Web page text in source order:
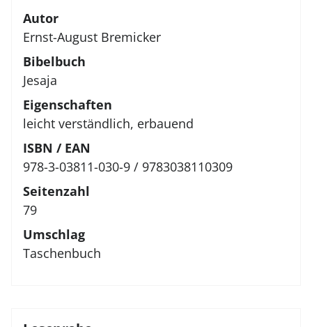
Autor
Ernst-August Bremicker
Bibelbuch
Jesaja
Eigenschaften
leicht verständlich, erbauend
ISBN / EAN
978-3-03811-030-9 / 9783038110309
Seitenzahl
79
Umschlag
Taschenbuch